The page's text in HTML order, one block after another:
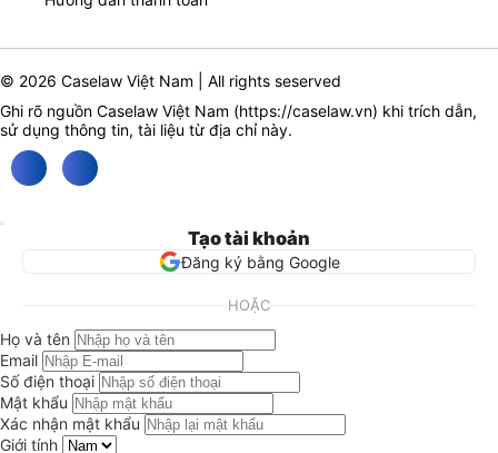
© 2026 Caselaw Việt Nam | All rights seserved
Ghi rõ nguồn Caselaw Việt Nam (https://caselaw.vn) khi trích dẫn,
sử dụng thông tin, tài liệu từ địa chỉ này.
Tạo tài khoản
Đăng ký bằng Google
HOẶC
Họ và tên
Email
Số điện thoại
Mật khẩu
Xác nhận mật khẩu
Giới tính